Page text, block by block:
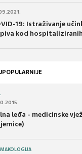
19: Istraživanje
kod hospitaliziranih
leđa - medicinske